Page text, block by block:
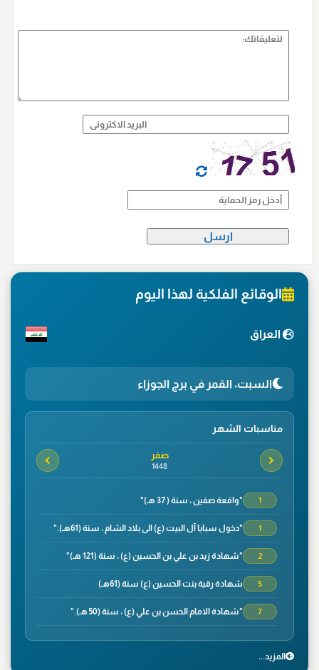
الوقائع الفلكية لهذا اليوم
العراق
السبت، القمر في برج الجوزاء
مناسبات الشهر
صفر
1448
1 "واقعة صفين ، سنة ( 37 هـ)"
1 "دخول سبايا آل البيت (ع) الى بلاد الشام ، سنة (61هـ)."
2 "شهادة زيد بن علي بن الحسين (ع) ، سنة (121 هـ)"
5 شهادة رقية بنت الحسين (ع) سنة (61هـ)
7 "شهادة الامام الحسن بن علي (ع) ، سنة (50 هـ)."
8 "وفاة الصحابي الجليل سلمان الفارسي ، سنة(35هـ)"
المزید...